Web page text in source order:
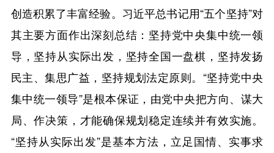
创造积累了丰富经验。习近平总书记用“五个坚持”对
其主要方面作出深刻总结：坚持党中央集中统一领
导，坚持从实际出发，坚持全国一盘棋，坚持发扬
民主、集思广益，坚持规划法定原则。“坚持党中央
集中统一领导”是根本保证，由党中央把方向、谋大
局、作决策，才能确保规划稳定连续并有效实施。
“坚持从实际出发”是基本方法，立足国情、实事求